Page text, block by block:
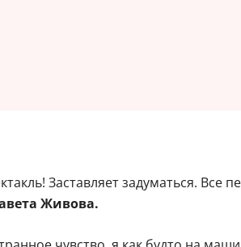
Заставляет задуматься.
Живова.